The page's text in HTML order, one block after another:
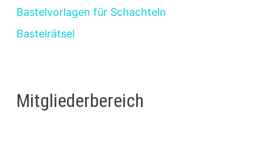
Bastelvorlagen für Schachteln
Bastelrätsel
Mitgliederbereich